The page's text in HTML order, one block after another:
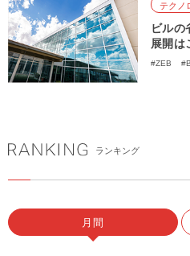
ランキング
月間
テクノ
ビルの
展開は
#ZEB